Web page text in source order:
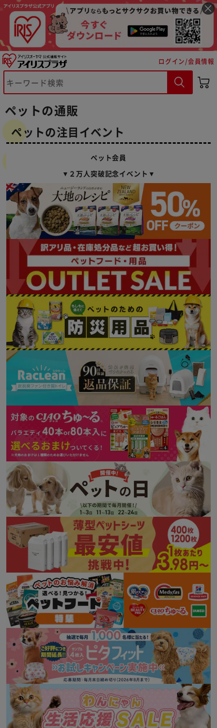
ログイン/会員情報
ペットの通販
ペットの注目イベント
ペット会員
▼２万人突破記念イベント▼
※ご確認ください
カートに入れる 購入手続きへ